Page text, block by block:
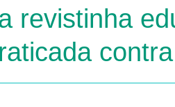
revistinha